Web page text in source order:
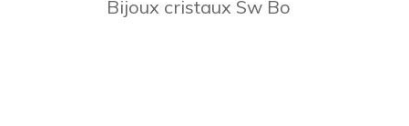
Bijoux cristaux Sw Bo